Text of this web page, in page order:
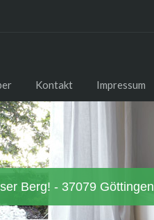
Kontakt Impressum
Berg! - 37079 Göttingen